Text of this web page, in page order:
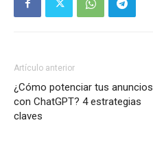
Artículo anterior
¿Cómo potenciar tus anuncios
con ChatGPT? 4 estrategias
claves